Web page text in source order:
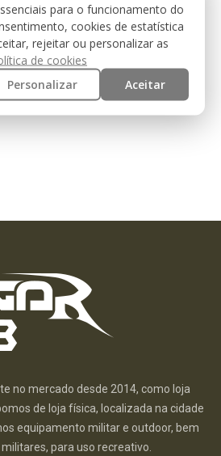

no mercado desde 2014, como loja
de loja física, localizada na cidade
equipamento militar e outdoor, bem
para uso recreativo.
para o funcionamento do
cookies de estatística
rejeitar ou personalizar as
de cookies
Personalizar Aceitar